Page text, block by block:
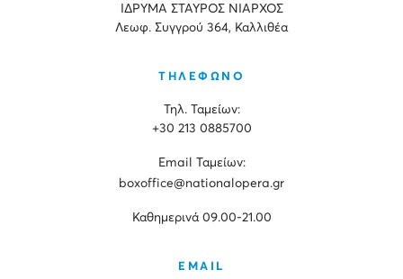
ΙΔΡΥΜΑ ΣΤΑΥΡΟΣ ΝΙΑΡΧΟΣ
Λεωφ. Συγγρού 364, Καλλιθέα
ΤΗΛΕΦΩΝΟ
Τηλ. Ταμείων:
+30 213 0885700
Εmail Ταμείων:
boxoffice@nationalopera.gr
Καθημερινά 09.00-21.00
EMAIL